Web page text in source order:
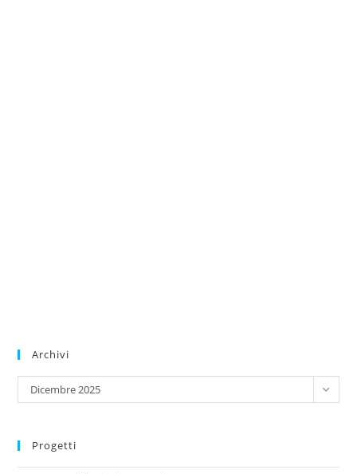
Archivi
Archivi
Dicembre 2025
Progetti